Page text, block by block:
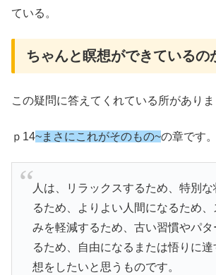
ている。
ちゃんと瞑想ができているの
この疑問に答えてくれている所がありま
ｐ14~まさにこれがそのもの~の章です。
人は、リラックスするため、特別
るため、よりよい人間になるため
みを軽減するため、古い習慣やパ
るため、自由になるまたは悟りに
想をしたいと思うものです。